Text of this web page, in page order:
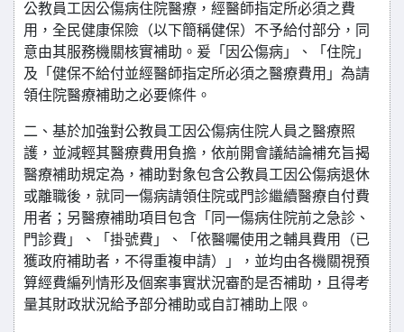
公教員工因公傷病住院醫療，經醫師指定所必須之費
用，全民健康保險（以下簡稱健保）不予給付部分，同
意由其服務機關核實補助。爰「因公傷病」、「住院」
及「健保不給付並經醫師指定所必須之醫療費用」為請
領住院醫療補助之必要條件。
二、基於加強對公教員工因公傷病住院人員之醫療照
護，並減輕其醫療費用負擔，依前開會議結論補充旨揭
醫療補助規定為，補助對象包含公教員工因公傷病退休
或離職後，就同一傷病請領住院或門診繼續醫療自付費
用者；另醫療補助項目包含「同一傷病住院前之急診、
門診費」、「掛號費」、「依醫囑使用之輔具費用（已
獲政府補助者，不得重複申請）」，並均由各機關視預
算經費編列情形及個案事實狀況審酌是否補助，且得考
量其財政狀況給予部分補助或自訂補助上限。